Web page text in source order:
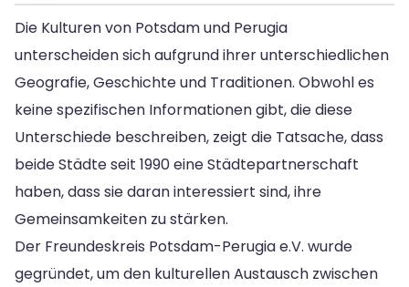
Die Kulturen von Potsdam und Perugia
unterscheiden sich aufgrund ihrer unterschiedlichen
Geografie, Geschichte und Traditionen. Obwohl es
keine spezifischen Informationen gibt, die diese
Unterschiede beschreiben, zeigt die Tatsache, dass
beide Städte seit 1990 eine Städtepartnerschaft
haben, dass sie daran interessiert sind, ihre
Gemeinsamkeiten zu stärken.
Der Freundeskreis Potsdam-Perugia e.V. wurde
gegründet, um den kulturellen Austausch zwischen